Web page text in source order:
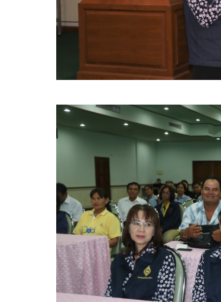
ประกาศแผนการจัดซื้อจัดจ้าง
รายงานผลการจัดซื้อจัดจ้างประจำปีงบประมาณ
สรุปผลการดำเนินงานจัดซื้อจัดจ้างในรอบเดือน (สข
ประกาศผู้ชนะการเสนอราคา
ประกาศราคากลาง
ประกาศเชิญชวนประกวดราคา (e-bidding)
ยกเลิกประกาศเชิญชวน
ยกเลิกประกาศผู้ชนะ
เปลี่ยนแปลงประกาศผู้ชนะ
เปลี่ยนแปลงประกาศเชิญชวน